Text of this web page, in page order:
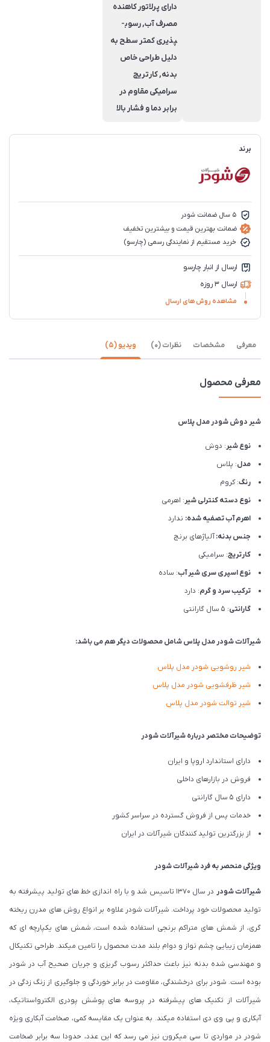
دارای پرلاتور کاهنده
مصرف آب, رسوب­
پذیری کم­تر سطح به
دلیل طراحی خاص
بدنه, کارتریج
سرامیکی مقاوم در
برابر دما و فشار بالا
برند
5 سال ضمانت شودر
ضمانت بهترین قیمت و بیشترین تخفیف
خرید مستقیم از نمایندگی رسمی (چارسو)
ارسال از انبار چارسو
ارسال 3 روزه
مشاهده روش های ارسال
معرفی مشخصات نظرات (0) ویدیو (5)
معرفی محصول
شیر دوش شودر مدل پلاس
نوع شیر: دوش
مدل: پلاس
رنگ: کروم
نوع دسته کنترلی شیر: اهرمی
اهرم آب تصفیه شده: ندارد
جنس بدنه:آلیاژهای برنج
کارتریج: سرامیکی
نوع اسپری سری شیر آب: ساده
ترکیب سرد و گرم: دارد
گارانتی: 5 سال گارانتی
شیرآلات شودر مدل پلاس شامل محصولات دیگر هم می باشد:
شیر روشویی شودر مدل پلاس
شیر ظرفشویی شودر مدل پلاس
شیر توالت شودر مدل پلاس
توضیحات مختصر درباره شیرآلات شودر
دارای استاندارد اروپا و ایران
فروش در بازارهای داخلی
دارای 5 سال گارانتی
خدمات پس از فروش گسترده در سراسر کشور
از بزرگترین تولید کنندگان شیرآلات در ایران
ویژگی منحصر به فرد شیرآلات شودر
شیرآلات شودر
در سال 1370 تاسیس شد و با راه اندازی خط های تولید پیشرفته به
تولید محصولات خود پرداخت. شیرآلات شودر علاوه بر انواع روش های مدرن ریخته
گری، از شمش های متراکم برنجی استفاده شده است، شمش های یکپارچه ای که
همزمان زیبایی چشم نواز و دوام بلند مدت محصول را تامین میکند. طراحی تکنیکال
و مهندسی شده بدنه نیز باعث حداکثر رسوب گریزی و جریان صحیح آب در شودر
بوده است. شودر برای درخشندگی، مقاومت در برابر خوردگی و جلوگیری از زنگ زدگی در
شیرآلات از تکنیک های پیشرفته در پروسه های پوشش پودری الکترواستاتیک،
آبکاری و پی وی دی استفاده میکند. به عنوان یک مقایسه کمی، صخامت آبکاری ویژه
شودر در مواردی تا سی میکرون نیز می رسد که این عدد، حدودا سه برابر ضخامت